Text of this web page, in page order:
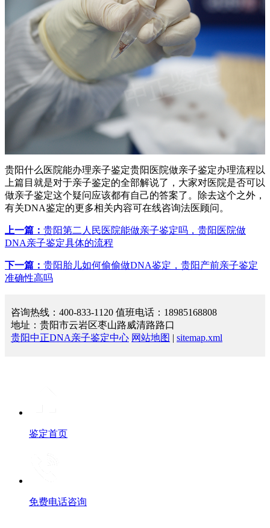
贵阳什么医院能办理亲子鉴定贵阳医院做亲子鉴定办理流程以
上篇目就是对于亲子鉴定的全部解说了，大家对医院是否可以
做亲子鉴定这个疑问应该都有自己的答案了。除去这个之外，
有关DNA鉴定的更多相关内容可在线咨询法医顾问。
上一篇： 贵阳第二人民医院能做亲子鉴定吗，贵阳医院做
DNA亲子鉴定具体的流程
下一篇： 贵阳胎儿如何偷偷做DNA鉴定，贵阳产前亲子鉴定
准确性高吗
咨询热线：400-833-1120 值班电话：18985168808
地址：贵阳市云岩区枣山路威清路路口
贵阳中正DNA亲子鉴定中心 网站地图 | sitemap.xml
鉴定首页
免费电话咨询